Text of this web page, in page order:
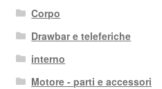
Corpo
Drawbar e teleferiche
interno
Motore - parti e accessori